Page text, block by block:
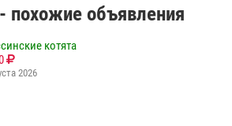
похожие объявления
котята
2026